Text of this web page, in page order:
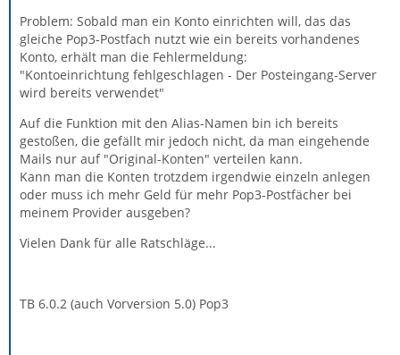
Problem: Sobald man ein Konto einrichten will, das das
gleiche Pop3-Postfach nutzt wie ein bereits vorhandenes
Konto, erhält man die Fehlermeldung:
"Kontoeinrichtung fehlgeschlagen - Der Posteingang-Server
wird bereits verwendet"
Auf die Funktion mit den Alias-Namen bin ich bereits
gestoßen, die gefällt mir jedoch nicht, da man eingehende
Mails nur auf "Original-Konten" verteilen kann.
Kann man die Konten trotzdem irgendwie einzeln anlegen
oder muss ich mehr Geld für mehr Pop3-Postfächer bei
meinem Provider ausgeben?
Vielen Dank für alle Ratschläge...
TB 6.0.2 (auch Vorversion 5.0) Pop3